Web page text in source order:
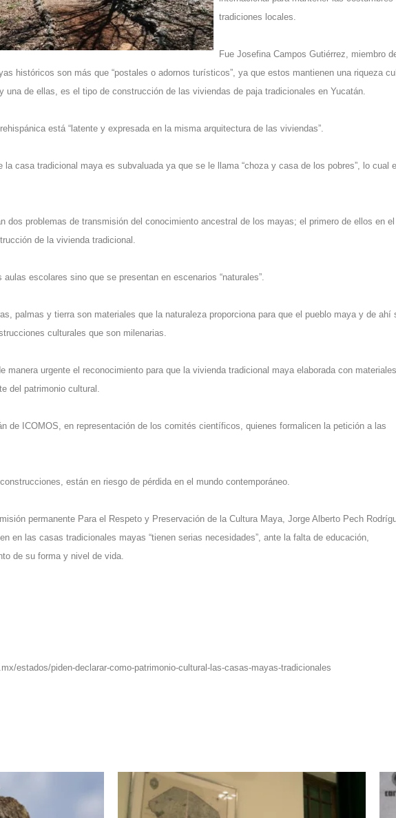
tradiciones locales.
Fue Josefina Campos Gutiérrez, miembro
históricos son más que “postales o adornos turísticos”, ya que estos mantienen una riqueza
una de ellas, es el tipo de construcción de las viviendas de paja tradicionales en Yucatán.
está “latente y expresada en la misma arquitectura de las viviendas”.
casa tradicional maya es subvaluada ya que se le llama “choza y casa de los pobres”, lo cual
dos problemas de transmisión del conocimiento ancestral de los mayas; el primero de ellos en el
de la vivienda tradicional.
escolares sino que se presentan en escenarios “naturales”.
palmas y tierra son materiales que la naturaleza proporciona para que el pueblo maya y de ahí
culturales que son milenarias.
manera urgente el reconocimiento para que la vivienda tradicional maya elaborada con materiales
del patrimonio cultural.
de ICOMOS, en representación de los comités científicos, quienes formalicen la petición a las
están en riesgo de pérdida en el mundo contemporáneo.
permanente Para el Respeto y Preservación de la Cultura Maya, Jorge Alberto Pech
en las casas tradicionales mayas “tienen serias necesidades”, ante la falta de educación,
de su forma y nivel de vida.
estados/piden-declarar-como-patrimonio-cultural-las-casas-mayas-tradicionales